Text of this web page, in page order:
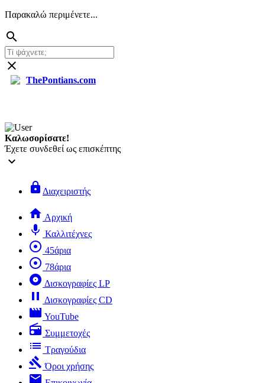
Παρακαλώ περιμένετε...
search
close
ThePontians.com
Καλωσορίσατε!
Έχετε συνδεθεί ως επισκέπτης
keyboard_arrow_down
lock Διαχειριστής
home Αρχική
mic Καλλιτέχνες
adjust 45άρια
adjust 78άρια
album Δισκογραφίες LP
pause Δισκογραφίες CD
movie YouTube
radio Συμμετοχές
list Τραγούδια
gavel Όροι χρήσης
mail